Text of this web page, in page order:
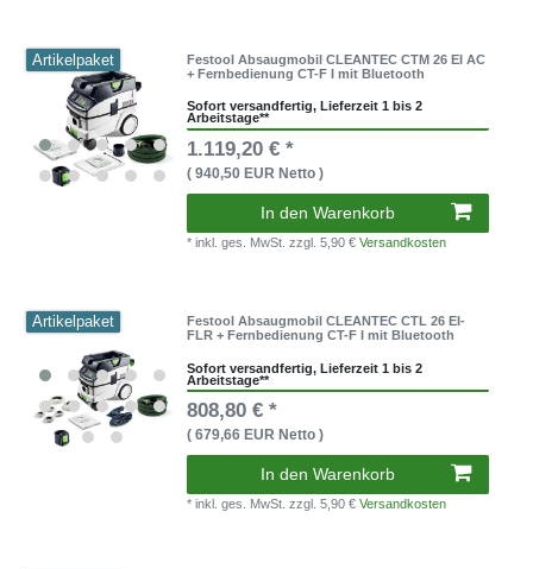
Artikelpaket
Festool Absaugmobil CLEANTEC CTM 26 EI AC
+ Fernbedienung CT-F I mit Bluetooth
Sofort versandfertig, Lieferzeit 1 bis 2
Arbeitstage**
1.119,20 € *
( 940,50 EUR Netto )
In den Warenkorb
* inkl. ges. MwSt.zzgl. 5,90 €Versandkosten
Artikelpaket
Festool Absaugmobil CLEANTEC CTL 26 EI-
FLR + Fernbedienung CT-F I mit Bluetooth
Sofort versandfertig, Lieferzeit 1 bis 2
Arbeitstage**
808,80 € *
( 679,66 EUR Netto )
In den Warenkorb
* inkl. ges. MwSt.zzgl. 5,90 €Versandkosten